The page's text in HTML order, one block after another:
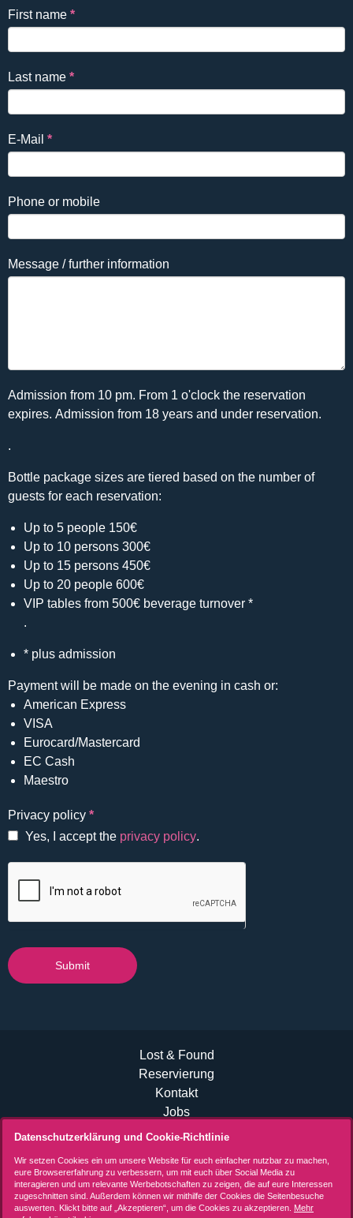
Mensch
bist,
Feld
First name *
Last name *
E-Mail *
Phone or mobile
Message / further information
Admission from 10 pm. From 1 o'clock the reservation
expires. Admission from 18 years and under reservation.
.
Bottle package sizes are tiered based on the number of
guests for each reservation:
Up to 5 people 150€
Up to 10 persons 300€
Up to 15 persons 450€
Up to 20 people 600€
VIP tables from 500€ beverage turnover *
.
* plus admission
Payment will be made on the evening in cash or:
American Express
VISA
Eurocard/Mastercard
EC Cash
Maestro
Privacy policy *
Yes, I accept the privacy policy.
Submit
Lost & Found
Reservierung
Kontakt
Jobs
B2B Events
Datenschutzerklärung
Impressum
Datenschutzerklärung und Cookie-Richtlinie
Wir setzen Cookies ein um unsere Website für euch einfacher nutzbar zu machen,
eure Browsererfahrung zu verbessern, um mit euch über Social Media zu
interagieren und um relevante Werbebotschaften zu zeigen, die auf eure Interessen
zugeschnitten sind. Außerdem können wir mithilfe der Cookies die Seitenbesuche
auswerten. Klickt bitte auf „Akzeptieren“, um die Cookies zu akzeptieren. Mehr